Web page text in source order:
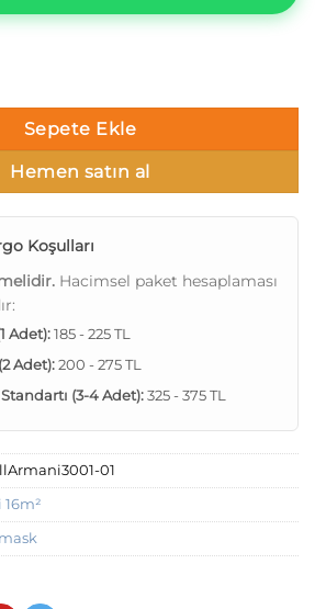
01 Duvar Kağıdı Pembe Simli
Sepete Ekle
Hemen satın al
Koşulları
Hacimsel paket hesaplaması
Adet):185 - 225 TL
Adet):200 - 275 TL
(3-4 Adet):325 - 375 TL
01